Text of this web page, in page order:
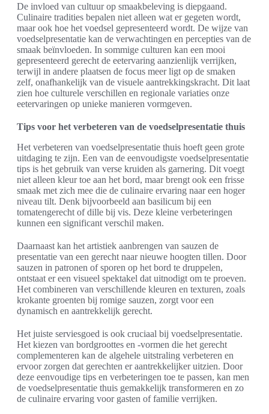
De invloed van cultuur op smaakbeleving is diepgaand.
Culinaire tradities bepalen niet alleen wat er gegeten wordt,
maar ook hoe het voedsel gepresenteerd wordt. De wijze van
voedselpresentatie kan de verwachtingen en percepties van de
smaak beïnvloeden. In sommige culturen kan een mooi
gepresenteerd gerecht de eetervaring aanzienlijk verrijken,
terwijl in andere plaatsen de focus meer ligt op de smaken
zelf, onafhankelijk van de visuele aantrekkingskracht. Dit laat
zien hoe culturele verschillen en regionale variaties onze
eetervaringen op unieke manieren vormgeven.
Tips voor het verbeteren van de voedselpresentatie thuis
Het verbeteren van voedselpresentatie thuis hoeft geen grote
uitdaging te zijn. Een van de eenvoudigste voedselpresentatie
tips is het gebruik van verse kruiden als garnering. Dit voegt
niet alleen kleur toe aan het bord, maar brengt ook een frisse
smaak met zich mee die de culinaire ervaring naar een hoger
niveau tilt. Denk bijvoorbeeld aan basilicum bij een
tomatengerecht of dille bij vis. Deze kleine verbeteringen
kunnen een significant verschil maken.
Daarnaast kan het artistiek aanbrengen van sauzen de
presentatie van een gerecht naar nieuwe hoogten tillen. Door
sauzen in patronen of sporen op het bord te druppelen,
ontstaat er een visueel spektakel dat uitnodigt om te proeven.
Het combineren van verschillende kleuren en texturen, zoals
krokante groenten bij romige sauzen, zorgt voor een
dynamisch en aantrekkelijk gerecht.
Het juiste serviesgoed is ook cruciaal bij voedselpresentatie.
Het kiezen van bordgroottes en -vormen die het gerecht
complementeren kan de algehele uitstraling verbeteren en
ervoor zorgen dat gerechten er aantrekkelijker uitzien. Door
deze eenvoudige tips en verbeteringen toe te passen, kan men
de voedselpresentatie thuis gemakkelijk transformeren en zo
de culinaire ervaring voor gasten of familie verrijken.